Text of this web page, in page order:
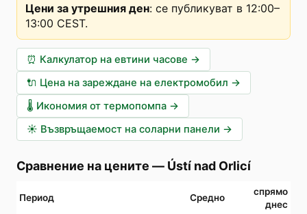
Цени за утрешния ден: се публикуват в 12:00–
13:00 CEST.
⏰ Калкулатор на евтини часове →
🔌 Цена на зареждане на електромобил →
🌡️ Икономия от термопомпа →
☀️ Възвръщаемост на соларни панели →
Сравнение на цените — Ústí nad Orlicí
Период Средно
спрямо
днес